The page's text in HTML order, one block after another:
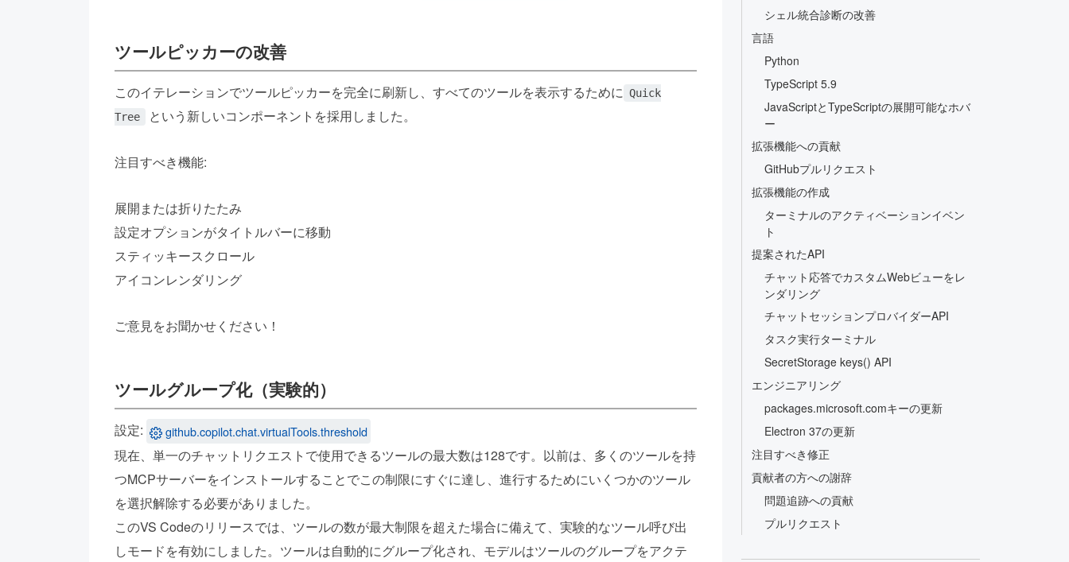
ツールピッカーの改善
このイテレーションでツールピッカーを完全に刷新し、すべてのツールを表示するために Quick
Tree
という新しいコンポーネントを採用しました。
注目すべき機能:
展開または折りたたみ
設定オプションがタイトルバーに移動
スティッキースクロール
アイコンレンダリング
ご意見をお聞かせください！
ツールグループ化（実験的）
設定: github.copilot.chat.virtualTools.threshold
現在、単一のチャットリクエストで使用できるツールの最大数は128です。以前は、多くのツールを持
つMCPサーバーをインストールすることでこの制限にすぐに達し、進行するためにいくつかのツール
を選択解除する必要がありました。
このVS Codeのリリースでは、ツールの数が最大制限を超えた場合に備えて、実験的なツール呼び出
しモードを有効にしました。ツールは自動的にグループ化され、モデルはツールのグループをアクテ
シェル統合診断の改善
言語
Python
TypeScript 5.9
JavaScriptとTypeScriptの展開可能なホバ
ー
拡張機能への貢献
GitHubプルリクエスト
拡張機能の作成
ターミナルのアクティベーションイベン
ト
提案されたAPI
チャット応答でカスタムWebビューをレ
ンダリング
チャットセッションプロバイダーAPI
タスク実行ターミナル
SecretStorage keys() API
エンジニアリング
packages.microsoft.comキーの更新
Electron 37の更新
注目すべき修正
貢献者の方への謝辞
問題追跡への貢献
プルリクエスト